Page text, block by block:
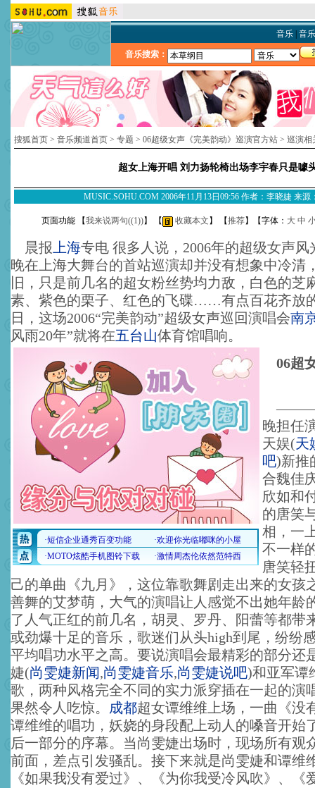
音乐| 音
音乐搜索：
搜狐首页 > 音乐频道首页 > 专题 > 06超级女声《完美韵动》巡演官方站 > 巡演相
超女上海开唱 刘力扬轮椅出场李宇春只是噱
MUSIC.SOHU.COM 2006年11月13日09:56 作者：李晓婕 来源
页面功能 【我来说两句((1))】 【 收藏本文 】 【推荐】【字体： 大 中
晨报 上海专电 很多人说，2006年的超级女声风
晚在上海大舞台的首站巡演却并没有想象中冷清
旧，只是前几名的超女粉丝势均力敌，白色的芝
素、紫色的栗子、红色的飞碟……有点百花齐放
日，这场2006“完美韵动”超级女声巡回演唱会南
风雨20年”就将在五台山体育馆唱响。
06超
———
晚担任
天娱(天
吧)新推
合魏佳
欣如和
的唐笑
相，一
不一样
唐笑轻
己的单曲《九月》，这位靠歌舞剧走出来的女孩
善舞的艾梦萌，大气的演唱让人感觉不出她年龄
了人气正红的前几名，胡灵、罗丹、阳蕾等都带
或劲爆十足的音乐，歌迷们从头high到尾，纷纷
平均唱功水平之高。要说演唱会最精彩的部分还
婕(尚雯婕新闻,尚雯婕音乐,尚雯婕说吧)和亚军谭
歌，两种风格完全不同的实力派穿插在一起的演
果然令人吃惊。 成都超女谭维维上场，一曲《没
谭维维的唱功，妖娆的身段配上动人的嗓音开始
后一部分的序幕。当尚雯婕出场时，现场所有观
前面，差点引发骚乱。接下来就是尚雯婕和谭维
《如果我没有爱过》、《为你我受冷风吹》、《